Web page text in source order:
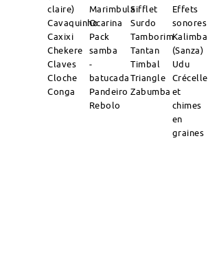
claire)
Cavaquinho
Caxixi
Chekere
Claves
Cloche
Conga
Marimbula
Ocarina
Pack
samba
-
batucada
Pandeiro
Rebolo
Sifflet
Surdo
Tamborim
Tantan
Timbal
Triangle
Zabumba
Effets
sonores
Kalimba
(Sanza)
Udu
Crécelle
et
chimes
en
graines